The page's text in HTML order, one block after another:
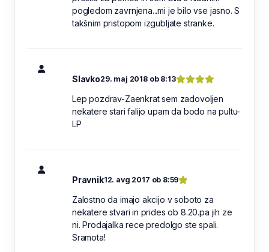
pogledom zavrnjena...mi je bilo vse jasno. S
takšnim pristopom izgubljate stranke.
Slavko29. maj 2018 ob 8:13
Lep pozdrav-Zaenkrat sem zadovoljen
nekatere stari falijo upam da bodo na pultu-
LP
Pravnik12. avg 2017 ob 8:59
Zalostno da imajo akcijo v soboto za
nekatere stvari in prides ob 8.20.pa jih ze
ni. Prodajalka rece predolgo ste spali.
Sramota!